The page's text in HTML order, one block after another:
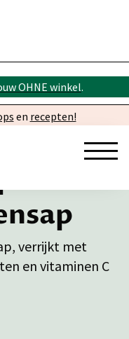
OHNE winkel.
en recepten!
verrijkt met
en vitaminen C